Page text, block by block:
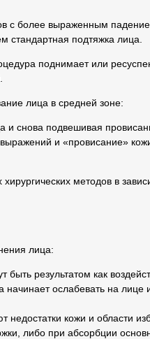
с более выраженным
подтяжка лица.
поднимает или
лица в средней зоне:
снова подвешивая
и «провисание»
методов в
лица:
результатом как
ослабевать на лице
кожи и области
либо при абсорбции